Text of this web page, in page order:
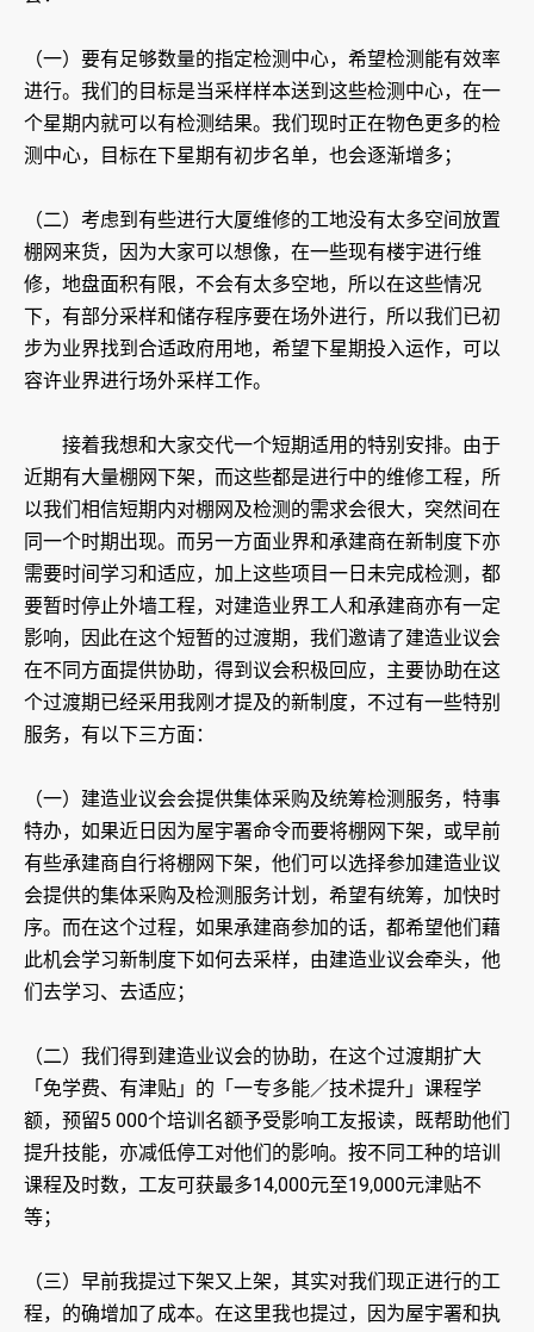
（一）要有足够数量的指定检测中心，希望检测能有效率
进行。我们的目标是当采样样本送到这些检测中心，在一
个星期内就可以有检测结果。我们现时正在物色更多的检
测中心，目标在下星期有初步名单，也会逐渐增多；
（二）考虑到有些进行大厦维修的工地没有太多空间放置
棚网来货，因为大家可以想像，在一些现有楼宇进行维
修，地盘面积有限，不会有太多空地，所以在这些情况
下，有部分采样和储存程序要在场外进行，所以我们已初
步为业界找到合适政府用地，希望下星期投入运作，可以
容许业界进行场外采样工作。
接着我想和大家交代一个短期适用的特别安排。由于
近期有大量棚网下架，而这些都是进行中的维修工程，所
以我们相信短期内对棚网及检测的需求会很大，突然间在
同一个时期出现。而另一方面业界和承建商在新制度下亦
需要时间学习和适应，加上这些项目一日未完成检测，都
要暂时停止外墙工程，对建造业界工人和承建商亦有一定
影响，因此在这个短暂的过渡期，我们邀请了建造业议会
在不同方面提供协助，得到议会积极回应，主要协助在这
个过渡期已经采用我刚才提及的新制度，不过有一些特别
服务，有以下三方面：
（一）建造业议会会提供集体采购及统筹检测服务，特事
特办，如果近日因为屋宇署命令而要将棚网下架，或早前
有些承建商自行将棚网下架，他们可以选择参加建造业议
会提供的集体采购及检测服务计划，希望有统筹，加快时
序。而在这个过程，如果承建商参加的话，都希望他们藉
此机会学习新制度下如何去采样，由建造业议会牵头，他
们去学习、去适应；
（二）我们得到建造业议会的协助，在这个过渡期扩大
「免学费、有津贴」的「一专多能／技术提升」课程学
额，预留5 000个培训名额予受影响工友报读，既帮助他们
提升技能，亦减低停工对他们的影响。按不同工种的培训
课程及时数，工友可获最多14,000元至19,000元津贴不
等；
（三）早前我提过下架又上架，其实对我们现正进行的工
程，的确增加了成本。在这里我也提过，因为屋宇署和执